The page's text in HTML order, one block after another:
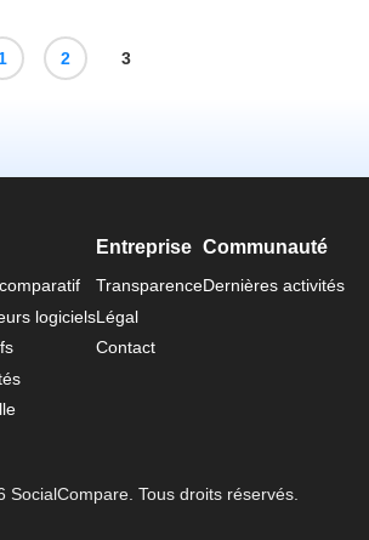
1 2 3
logiciels
Entreprise
Transparence
Légal
Contact
Communauté
Dernières activités
SocialCompare. Tous droits réservés.